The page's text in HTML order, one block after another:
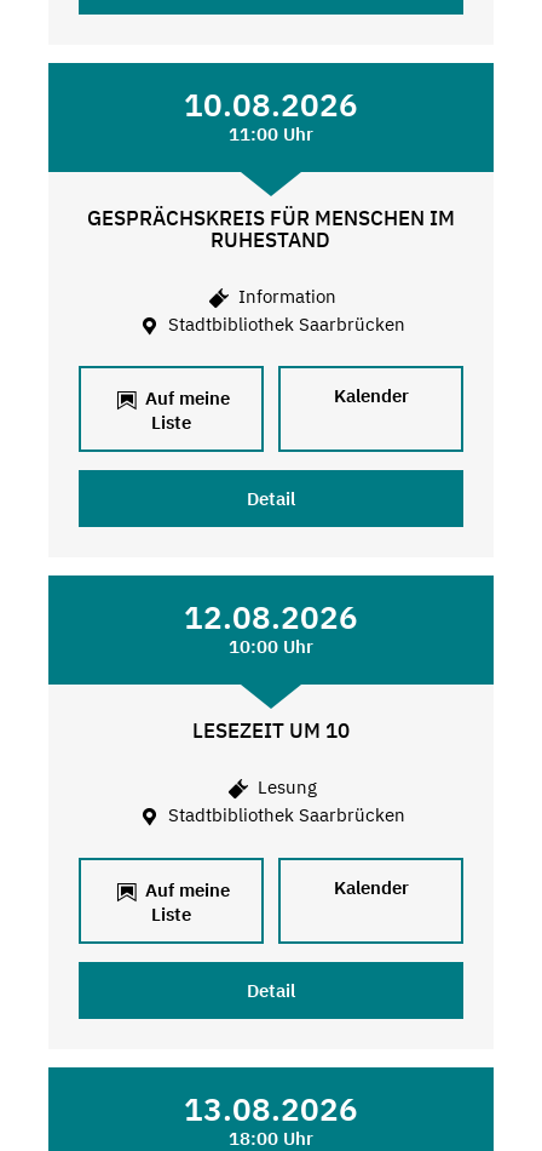
10.08.2026
11:00 Uhr
GESPRÄCHSKREIS FÜR MENSCHEN IM
RUHESTAND
Information
Stadtbibliothek Saarbrücken
Auf meine
Liste
Kalender
Detail
12.08.2026
10:00 Uhr
LESEZEIT UM 10
Lesung
Stadtbibliothek Saarbrücken
Auf meine
Liste
Kalender
Detail
13.08.2026
18:00 Uhr